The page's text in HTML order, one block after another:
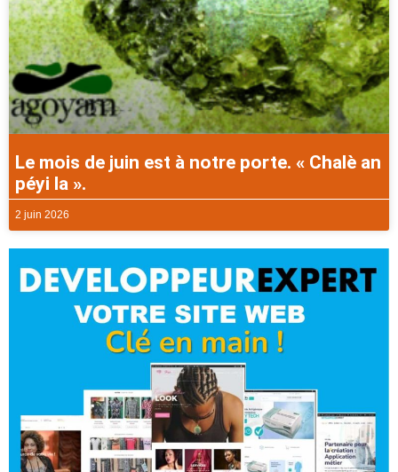
Le mois de juin est à notre porte. « Chalè an
péyi la ».
2 juin 2026